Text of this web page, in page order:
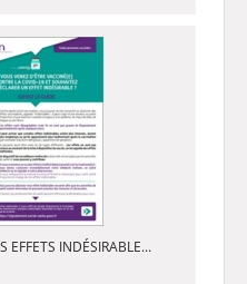
EFFETS INDÉSIRABLE...